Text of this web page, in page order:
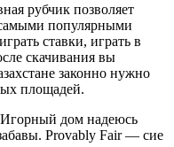
рубчик позволяет
популярными
ставки, играть в
скачивания вы
законно нужно
площадей.
Игорный дом надеюсь
Provably Fair — сие